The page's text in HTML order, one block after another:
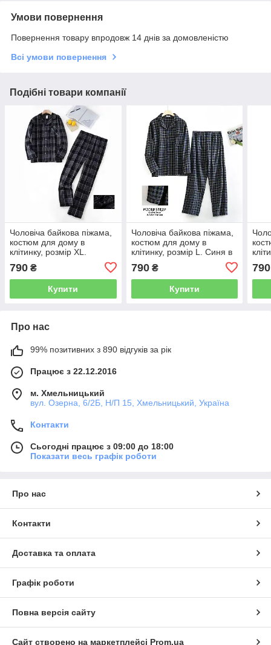
Умови повернення
Повернення товару впродовж 14 днів за домовленістю
Всі умови повернення
Подібні товари компанії
Чоловіча байкова піжама,
костюм для дому в
клітинку, розмір XL.
Чорний з сірим, (заміри в
описі)
790 ₴
Купити
Чоловіча байкова піжама,
костюм для дому в
клітинку, розмір L. Синя в
жовту смужку. ( заміри в
описі)
790₴
Купити
790
Про нас
99% позитивних з 890 відгуків за рік
Працює з 22.12.2016
м. Хмельницький
вул. Озерна, 6/2Б, Н/П 15, Хмельницький, Україна
Контакти
Сьогодні працює з 09:00 до 18:00
Показати весь графік роботи
Про нас
Контакти
Доставка та оплата
Графік роботи
Повна версія сайту
Сайт створено на маркетплейсі Prom.ua